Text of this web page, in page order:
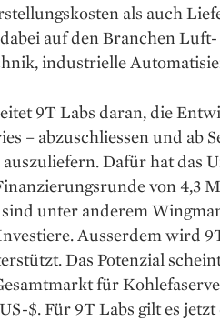
als auch
auf den Branchen
industrielle
9T Labs daran, die
– abzuschliessen und ab
Dafür hat das
von 4,3
unter anderem
Ausserdem wird
Das Potenzial
für
$. Für 9T Labs gilt es